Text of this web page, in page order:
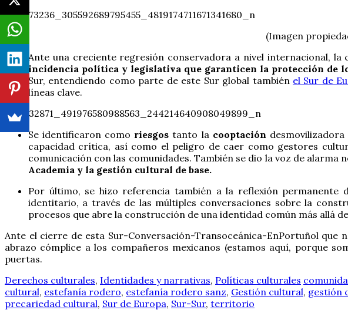
(Imagen
Ante una creciente regresión conservadora a nivel internacional, la
incidencia política y legislativa que garanticen la protección de
Sur, entendiendo como parte de este Sur global también el Sur de
líneas clave.
Se identificaron como riesgos tanto la cooptación
capacidad crítica, así como el peligro de caer como gestores
comunicación con las comunidades. También se dio la voz de
Academia y la gestión cultural de base.
Por último, se hizo referencia también a la reflexión permanente
identitario, a través de las múltiples conversaciones sobre la
procesos que abre la construcción de una identidad común más allá
Ante el cierre de esta Sur-Conversación-Transoceánica-EnPortuñol que
abrazo cómplice a los compañeros mexicanos (estamos aquí, porque
puertas.
Derechos culturales, Identidades y narrativas, Políticas culturales
cultural, estefanía rodero, estefanía rodero sanz, Gestión cultural, gestión
precariedad cultural, Sur de Europa, Sur-Sur, territorio